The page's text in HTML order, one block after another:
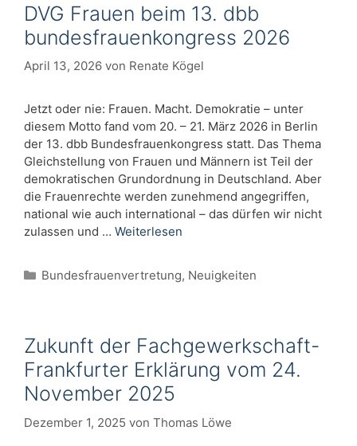
DVG Frauen beim 13. dbb
bundesfrauenkongress 2026
April 13, 2026 von Renate Kögel
Jetzt oder nie: Frauen. Macht. Demokratie – unter
diesem Motto fand vom 20. – 21. März 2026 in Berlin
der 13. dbb Bundesfrauenkongress statt. Das Thema
Gleichstellung von Frauen und Männern ist Teil der
demokratischen Grundordnung in Deutschland. Aber
die Frauenrechte werden zunehmend angegriffen,
national wie auch international – das dürfen wir nicht
zulassen und … Weiterlesen
Kategorien
Bundesfrauenvertretung, Neuigkeiten
Zukunft der Fachgewerkschaft-
Frankfurter Erklärung vom 24.
November 2025
Dezember 1, 2025 von Thomas Löwe